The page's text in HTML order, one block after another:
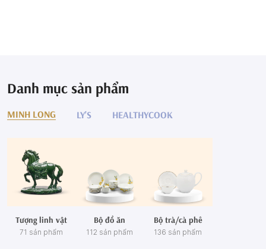
Danh mục sản phẩm
MINH LONG LY'S HEALTHYCOOK
Tượng linh vật
71 sản phẩm
Bộ đồ ăn
112 sản phẩm
Bộ trà/cà phê
136 sản phẩm